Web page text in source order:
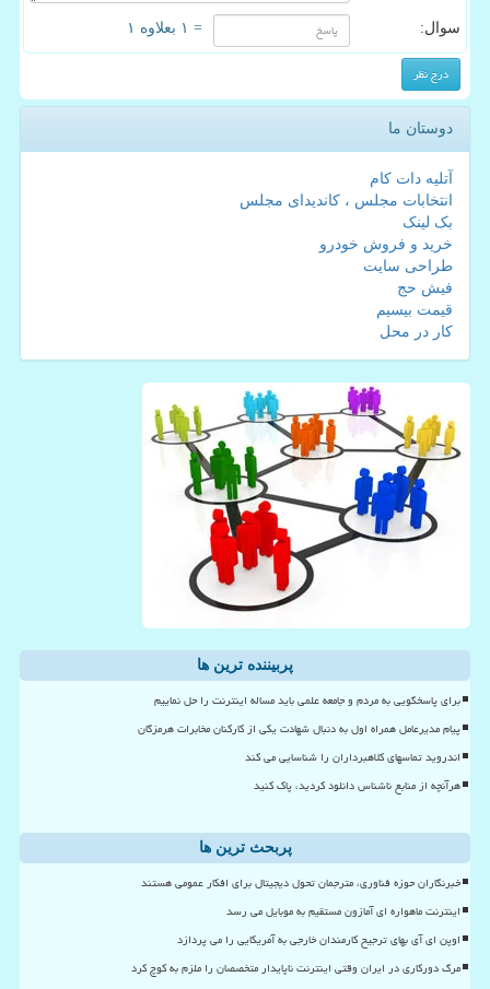
سوال: = ۱ بعلاوه ۱
دوستان ما
آتلیه دات کام
انتخابات مجلس ، کاندیدای مجلس
بک لینک
خرید و فروش خودرو
طراحی سایت
فیش حج
قیمت بیسیم
کار در محل
پربیننده ترین ها
برای پاسخگویی به مردم و جامعه علمی باید مساله اینترنت را حل نماییم
پیام مدیرعامل همراه اول به دنبال شهادت یکی از کارکنان مخابرات هرمزگان
اندروید تماسهای کلاهبرداران را شناسایی می کند
هرآنچه از منابع ناشناس دانلود کردید، پاک کنید
پربحث ترین ها
خبرنگاران حوزه فناوری، مترجمان تحول دیجیتال برای افکار عمومی هستند
اینترنت ماهواره ای آمازون مستقیم به موبایل می رسد
اوپن ای آی بهای ترجیح کارمندان خارجی به آمریکایی را می پردازد
مرگ دورکاری در ایران وقتی اینترنت ناپایدار متخصصان را ملزم به کوچ کرد